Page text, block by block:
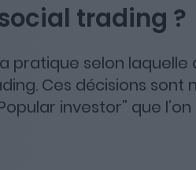
trading ?
pratique selon
Ces décisions
investor” que